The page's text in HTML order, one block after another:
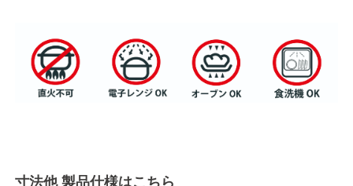
寸法他 製品仕様はこちら